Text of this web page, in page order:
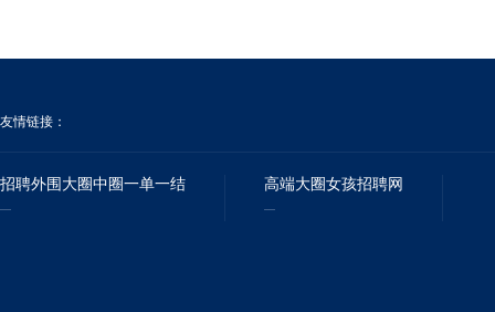
友情链接：
招聘外围大圈中圈一单一结 高端大圈女孩招聘网